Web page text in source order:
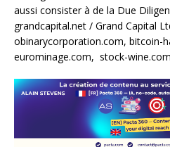
aussi consister à de la Due
grandcapital.net / Grand Capital
obinarycorporation.com, bitcoin-
eurominage.com, stock-